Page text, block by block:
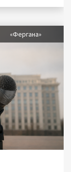
«Фергана»